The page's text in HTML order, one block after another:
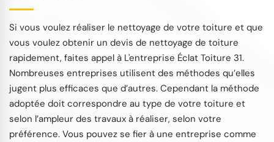
Si vous voulez réaliser le nettoyage de votre toiture et que
vous voulez obtenir un devis de nettoyage de toiture
rapidement, faites appel à L'entreprise Éclat Toiture 31.
Nombreuses entreprises utilisent des méthodes qu’elles
jugent plus efficaces que d’autres. Cependant la méthode
adoptée doit correspondre au type de votre toiture et
selon l’ampleur des travaux à réaliser, selon votre
préférence. Vous pouvez se fier à une entreprise comme